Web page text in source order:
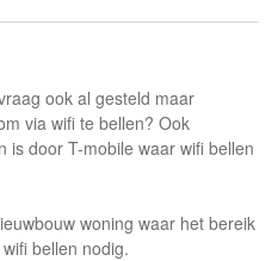
ook al gesteld maar
via wifi te bellen? Ook
is door T-mobile waar wifi bellen
woning waar het bereik
bellen nodig.